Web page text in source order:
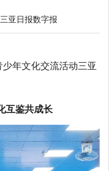
三亚日报数字报
少年文化交流活动三亚
互鉴共成长